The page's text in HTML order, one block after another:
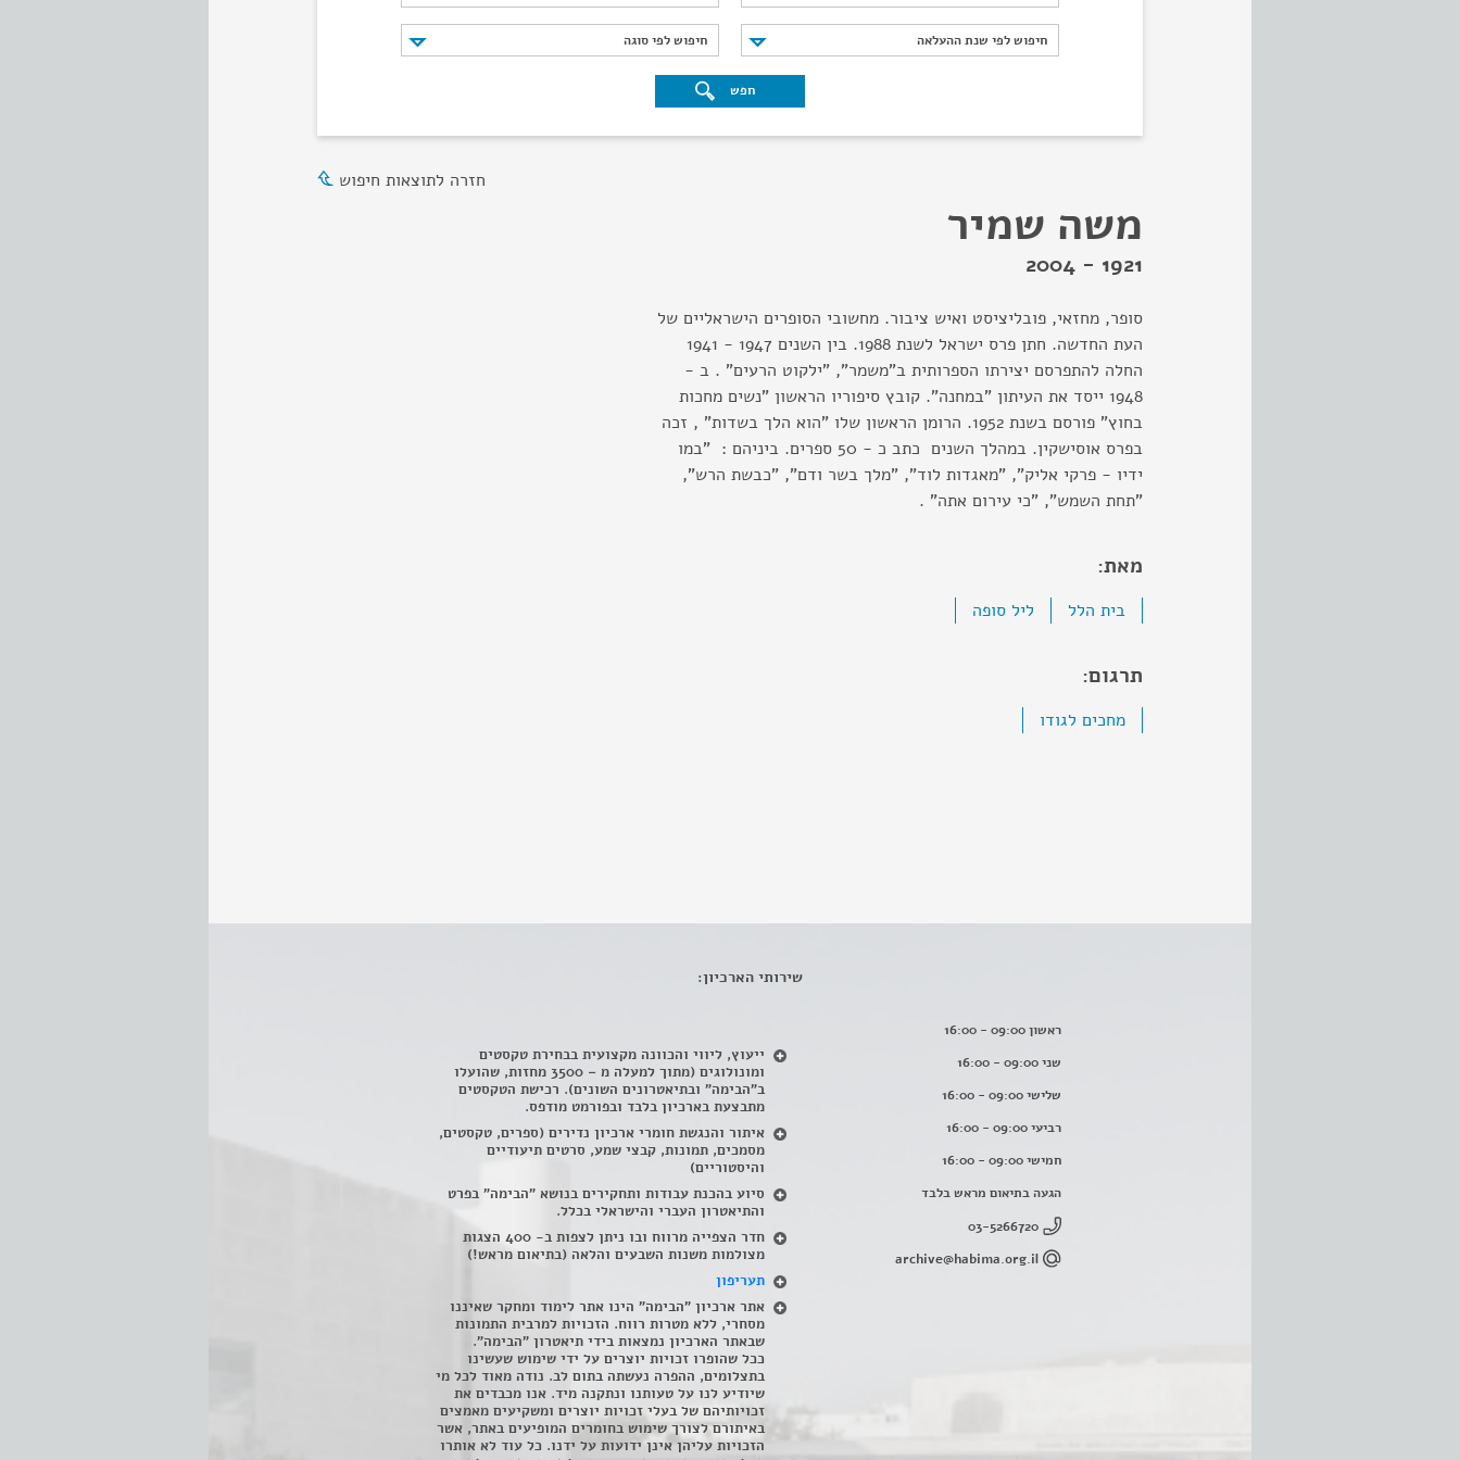
חיפוש לפי שנת ההעלאה
חיפוש לפי שנת ההעלאה חיפוש לפי סוגה
חיפוש לפי סוגה
חפש
חזרה לתוצאות חיפוש
משה שמיר
1921 - 2004
סופר, מחזאי, פובליציסט ואיש ציבור. מחשובי הסופרים הישראליים של
העת החדשה. חתן פרס ישראל לשנת 1988. בין השנים 1947 - 1941
החלה להתפרסם יצירתו הספרותית ב"משמר", "ילקוט הרעים" . ב -
1948 ייסד את העיתון "במחנה". קובץ סיפוריו הראשון "נשים מחכות
בחוץ" פורסם בשנת 1952. הרומן הראשון שלו "הוא הלך בשדות" , זכה
בפרס אוסישקין. במהלך השנים כתב כ - 50 ספרים. ביניהם : "במו
ידיו - פרקי אליק", "מאגדות לוד", "מלך בשר ודם", "כבשת הרש",
"תחת השמש", "כי עירום אתה" .
מאת:
בית הלל ליל סופה
תרגום:
מחכים לגודו
ראשון 09:00 - 16:00
שני 09:00 - 16:00
שלישי 09:00 - 16:00
רביעי 09:00 - 16:00
חמישי 09:00 - 16:00
הגעה בתיאום מראש בלבד
03-5266720
archive@habima.org.il
שירותי הארכיון:
ייעוץ, ליווי והכוונה מקצועית בבחירת טקסטים
ומונולוגים (מתוך למעלה מ – 3500 מחזות, שהועלו
ב"הבימה" ובתיאטרונים השונים). רכישת הטקסטים
מתבצעת בארכיון בלבד ובפורמט מודפס.
איתור והנגשת חומרי ארכיון נדירים (ספרים, טקסטים,
מסמכים, תמונות, קבצי שמע, סרטים תיעודיים
והיסטוריים)
סיוע בהכנת עבודות ותחקירים בנושא "הבימה" בפרט
והתיאטרון העברי והישראלי בכלל.
חדר הצפייה מרווח ובו ניתן לצפות ב- 400 הצגות
מצולמות משנות השבעים והלאה (בתיאום מראש!)
תעריפון
אתר ארכיון "הבימה" הינו אתר לימוד ומחקר שאיננו
מסחרי, ללא מטרות רווח. הזכויות למרבית התמונות
שבאתר הארכיון נמצאות בידי תיאטרון "הבימה".
ככל שהופרו זכויות יוצרים על ידי שימוש שעשינו
בתצלומים, ההפרה נעשתה בתום לב. נודה מאוד לכל מי
שיודיע לנו על טעותנו ונתקנה מיד. אנו מכבדים את
זכויותיהם של בעלי זכויות יוצרים ומשקיעים מאמצים
באיתורם לצורך שימוש בחומרים המופיעים באתר, אשר
הזכויות עליהן אינן ידועות על ידנו. כל עוד לא אותרו